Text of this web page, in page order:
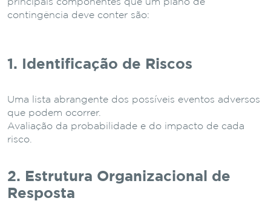
principais componentes que um plano de
contingência deve conter são:
1. Identificação de Riscos
Uma lista abrangente dos possíveis eventos adversos
que podem ocorrer.
Avaliação da probabilidade e do impacto de cada
risco.
2. Estrutura Organizacional de
Resposta